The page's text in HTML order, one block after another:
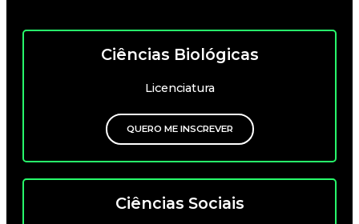
Ciências Biológicas
Licenciatura
QUERO ME INSCREVER
Ciências Sociais